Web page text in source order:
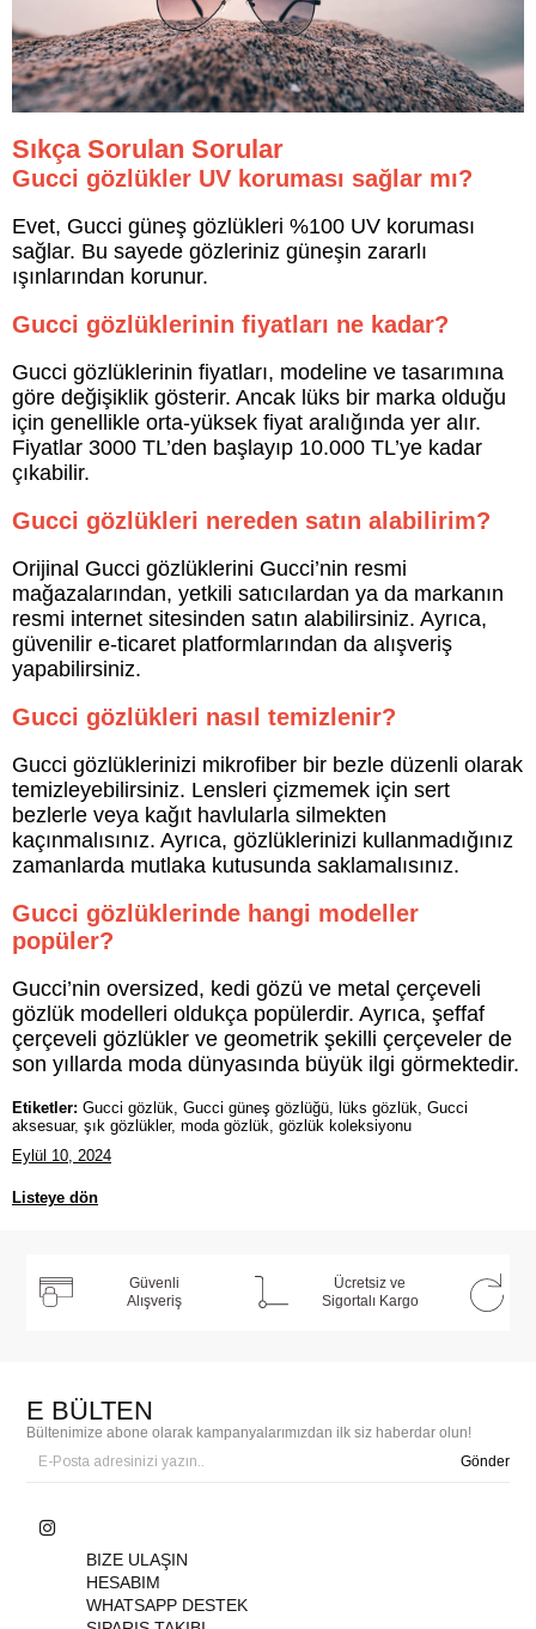
Sıkça Sorulan Sorular
Gucci gözlükler UV koruması sağlar mı?
Evet, Gucci güneş gözlükleri %100 UV koruması
sağlar. Bu sayede gözleriniz güneşin zararlı
ışınlarından korunur.
Gucci gözlüklerinin fiyatları ne kadar?
Gucci gözlüklerinin fiyatları, modeline ve tasarımına
göre değişiklik gösterir. Ancak lüks bir marka olduğu
için genellikle orta-yüksek fiyat aralığında yer alır.
Fiyatlar 3000 TL’den başlayıp 10.000 TL’ye kadar
çıkabilir.
Gucci gözlükleri nereden satın alabilirim?
Orijinal Gucci gözlüklerini Gucci’nin resmi
mağazalarından, yetkili satıcılardan ya da markanın
resmi internet sitesinden satın alabilirsiniz. Ayrıca,
güvenilir e-ticaret platformlarından da alışveriş
yapabilirsiniz.
Gucci gözlükleri nasıl temizlenir?
Gucci gözlüklerinizi mikrofiber bir bezle düzenli olarak
temizleyebilirsiniz. Lensleri çizmemek için sert
bezlerle veya kağıt havlularla silmekten
kaçınmalısınız. Ayrıca, gözlüklerinizi kullanmadığınız
zamanlarda mutlaka kutusunda saklamalısınız.
Gucci gözlüklerinde hangi modeller
popüler?
Gucci’nin oversized, kedi gözü ve metal çerçeveli
gözlük modelleri oldukça popülerdir. Ayrıca, şeffaf
çerçeveli gözlükler ve geometrik şekilli çerçeveler de
son yıllarda moda dünyasında büyük ilgi görmektedir.
Etiketler: Gucci gözlük, Gucci güneş gözlüğü, lüks gözlük, Gucci
aksesuar, şık gözlükler, moda gözlük, gözlük koleksiyonu
Eylül 10, 2024
Listeye dön
Güvenli
Alışveriş
Ücretsiz ve
Sigortalı Kargo
E BÜLTEN
Bültenimize abone olarak kampanyalarımızdan ilk siz haberdar olun!
Gönder
BIZE ULAŞIN
HESABIM
WHATSAPP DESTEK